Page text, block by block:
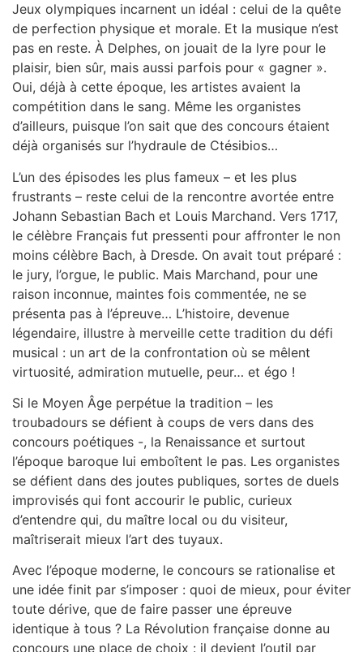
Jeux olympiques incarnent un idéal : celui de la quête
de perfection physique et morale. Et la musique n’est
pas en reste. À Delphes, on jouait de la lyre pour le
plaisir, bien sûr, mais aussi parfois pour « gagner ».
Oui, déjà à cette époque, les artistes avaient la
compétition dans le sang. Même les organistes
d’ailleurs, puisque l’on sait que des concours étaient
déjà organisés sur l’hydraule de Ctésibios…
L’un des épisodes les plus fameux – et les plus
frustrants – reste celui de la rencontre avortée entre
Johann Sebastian Bach et Louis Marchand. Vers 1717,
le célèbre Français fut pressenti pour affronter le non
moins célèbre Bach, à Dresde. On avait tout préparé :
le jury, l’orgue, le public. Mais Marchand, pour une
raison inconnue, maintes fois commentée, ne se
présenta pas à l’épreuve… L’histoire, devenue
légendaire, illustre à merveille cette tradition du défi
musical : un art de la confrontation où se mêlent
virtuosité, admiration mutuelle, peur… et égo !
Si le Moyen Âge perpétue la tradition – les
troubadours se défient à coups de vers dans des
concours poétiques -, la Renaissance et surtout
l’époque baroque lui emboîtent le pas. Les organistes
se défient dans des joutes publiques, sortes de duels
improvisés qui font accourir le public, curieux
d’entendre qui, du maître local ou du visiteur,
maîtriserait mieux l’art des tuyaux.
Avec l’époque moderne, le concours se rationalise et
une idée finit par s’imposer : quoi de mieux, pour éviter
toute dérive, que de faire passer une épreuve
identique à tous ? La Révolution française donne au
concours une place de choix : il devient l’outil par